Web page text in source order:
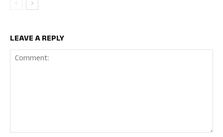
LEAVE A REPLY